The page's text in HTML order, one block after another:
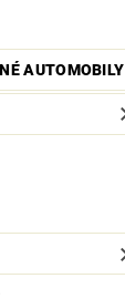
AUTOMOBILY